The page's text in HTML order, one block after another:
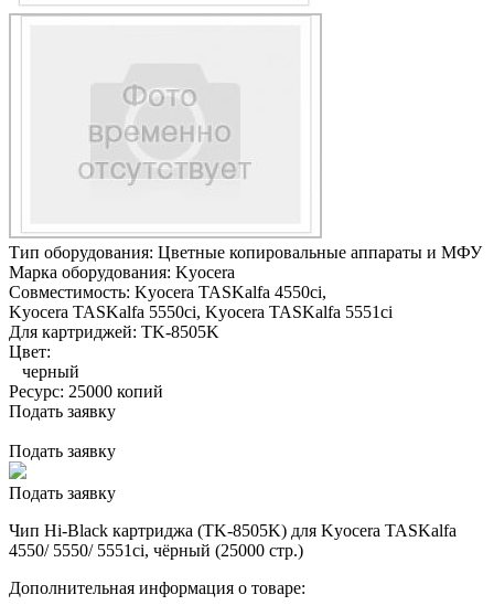
Тип оборудования: Цветные копировальные аппараты и МФУ
Марка оборудования: Kyocera
Совместимость: Kyocera TASKalfa 4550ci,
Kyocera TASKalfa 5550ci, Kyocera TASKalfa 5551ci
Для картриджей: TK-8505K
Цвет:
черный
Ресурс: 25000 копий
Подать заявку
Подать заявку
Подать заявку
Чип Hi-Black картриджа (TK-8505K) для Kyocera TASKalfa
4550/ 5550/ 5551ci, чёрный (25000 стр.)
Дополнительная информация о товаре: